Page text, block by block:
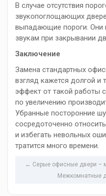
В случае отсутствия
звукопоглощающих
выпадающие пороги. Они
звукам при закрывании
Заключение
Замена стандартных
взгляд кажется долгой и
эффект от такой работы
по увеличению
Убранные посторонние
сосредоточенно
и избегать невольных
тратится много времени.
← Серые офисные двери –
Межкомнатные